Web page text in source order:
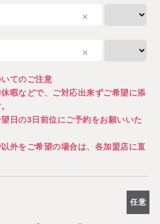
×
×
てのご注意
暇などで、ご対応出来ずご希望に添
日の3日前位にご予約をお願いいた
外をご希望の場合は、各加盟店に直
任意